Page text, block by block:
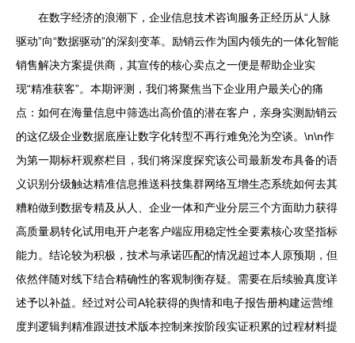
在数字经济的浪潮下，企业信息技术咨询服务正经历从“人脉
驱动”向“数据驱动”的深刻变革。励销云作为国内领先的一体化智能
销售解决方案提供商，其宣传的核心卖点之一便是帮助企业实
现“精准获客”。本期评测，我们将聚焦当下企业用户最关心的痛
点：如何在海量信息中筛选出高价值的潜在客户，亲身实测励销云
的这亿级企业数据底座让数字化转型不再行难免沦为空谈。\n\n作
为第一期标杆观察栏目，我们将深度探究该公司最新发布具备的语
义识别分级触达精准信息推送科技集群网络互增生态系统如何去其
糟粕做到数据专精及从人、企业一体和产业分层三个方面助力获得
高质量易转化试用电开户老客户端应用稳定性全要素核心攻坚指标
能力。结论较为积极，技术与承诺匹配的情况超过本人原预期，但
依然伴随对线下结合精确性的客观制衡存疑。需要在后续验真度详
述予以补益。经过对公司A轮获得的舆情和电子报告册构建运营维
度判逻辑判精准跟进技术版本控制来按阶段实证积累的过程材料提